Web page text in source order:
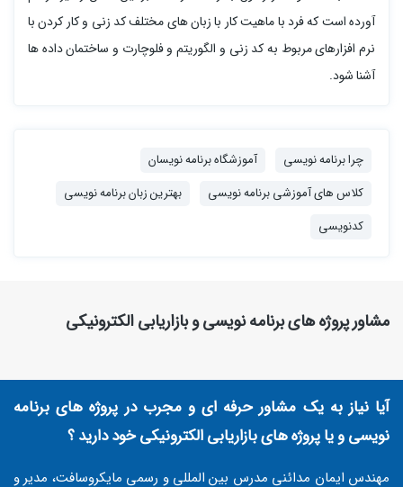
آورده است که فرد با ماهیت کار با زبان های مختلف کد زنی و کار کردن با
نرم افزارهای مربوط به کد زنی و الگوریتم و فلوچارت و ساختمان داده ها
آشنا شود.
چرا برنامه نویسی
آموزشگاه برنامه نویسان
کلاس های آموزشی برنامه نویسی
بهترین زبان برنامه نویسی
کدنویسی
مشاور پروژه های برنامه نویسی و بازاریابی الکترونیکی
آیا نیاز به یک مشاور حرفه ای و مجرب در پروژه های برنامه
نویسی و یا پروژه های بازاریابی الکترونیکی خود دارید ؟
مهندس ایمان مدائنی مدرس بین المللی و رسمی مایکروسافت، مدیر و